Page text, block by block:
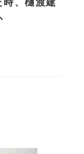
、樋渡建